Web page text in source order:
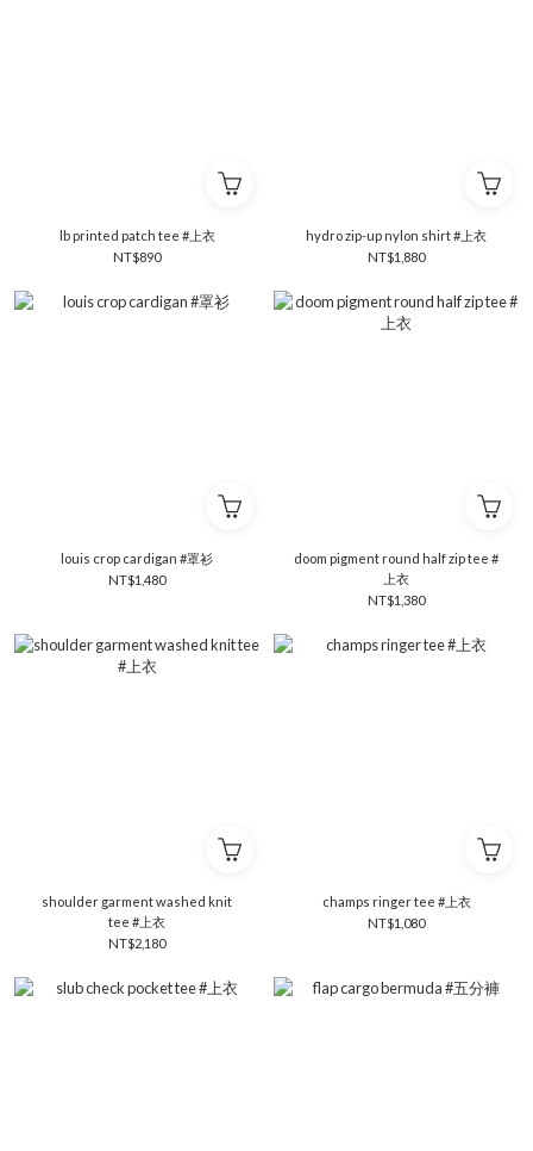
lb printed patch tee #上衣
NT$890
hydro zip-up nylon shirt #上衣
NT$1,880
louis crop cardigan #罩衫
NT$1,480
doom pigment round half zip tee #
上衣
NT$1,380
shoulder garment washed knit
tee #上衣
NT$2,180
champs ringer tee #上衣
NT$1,080